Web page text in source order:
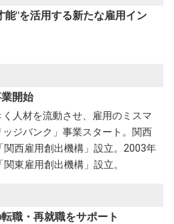
"を活用する新たな雇用イン
業開始
人材を流動させ、雇用のミスマ
ジバンク」事業スタート。関西
西雇用創出機構」設立。2003年
東雇用創出機構」設立。
職・再就職をサポート